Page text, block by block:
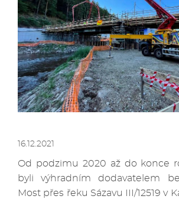
16.12.2021
Od podzimu 2020 až do konce
byli výhradním dodavatelem
Most přes řeku Sázavu III/12519 v